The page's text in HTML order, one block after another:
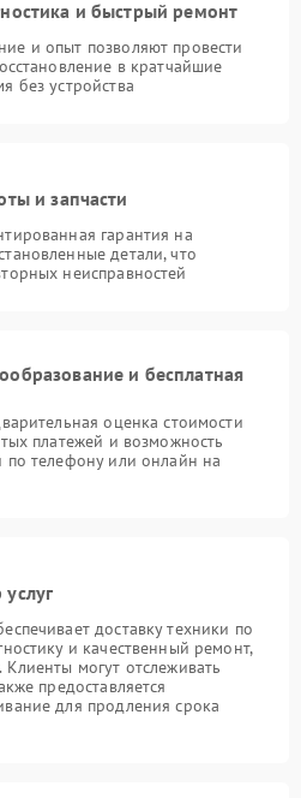
и быстрый ремонт
и опыт позволяют провести
в кратчайшие
без устройства
и запчасти
гарантия на
детали, что
неисправностей
и бесплатная
оценка стоимости
платежей и возможность
по телефону или онлайн на
доставку техники по
и качественный ремонт,
могут отслеживать
предоставляется
для продления срока